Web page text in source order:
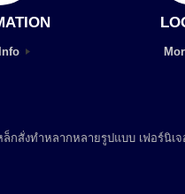
สั่งทำหลากหลายรูปแบบ เฟอร์นิเจ